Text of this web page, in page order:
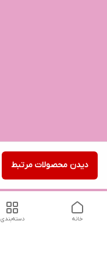
دیدن محصولات مرتبط
دسته‌بندی خانه